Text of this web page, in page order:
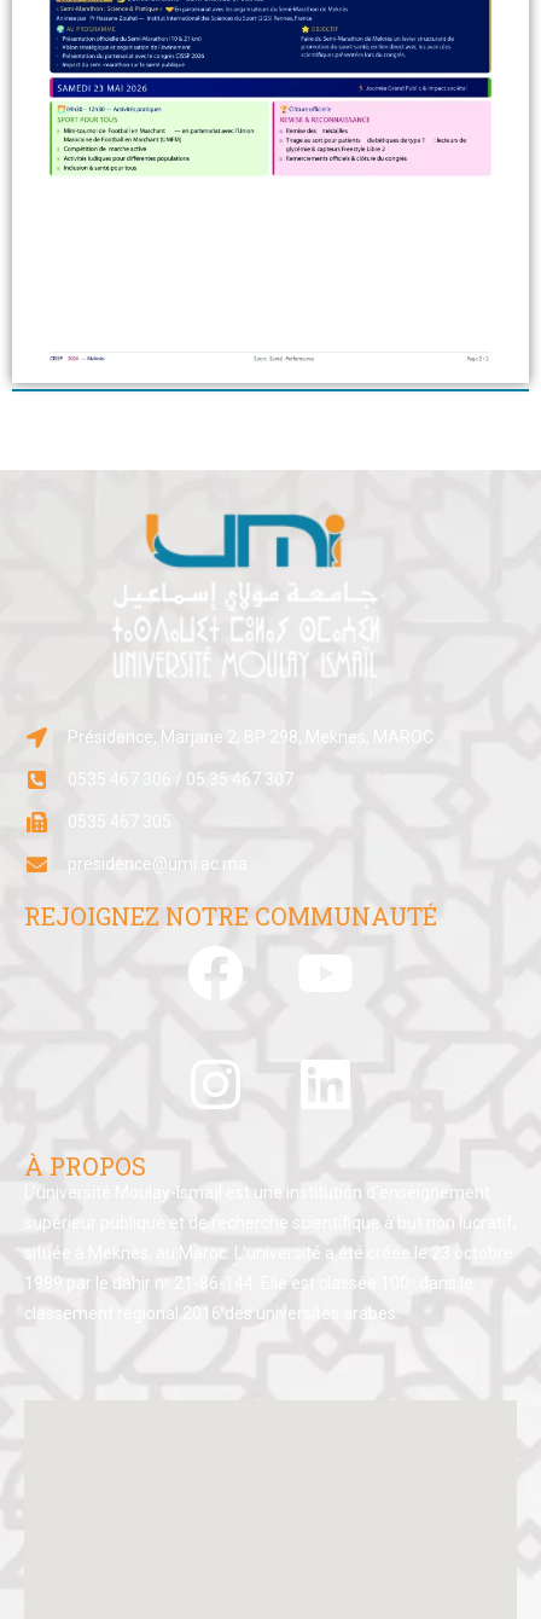
Présidence, Marjane 2, BP:298, Meknes, MAROC
0535 467 306 / 05 35 467 307
0535 467 305
presidence@umi.ac.ma
REJOIGNEZ NOTRE COMMUNAUTÉ
À PROPOS
L’université Moulay-Ismaïl est une institution d’enseignement
supérieur publique et de recherche scientifique à but non lucratif,
située à Meknès, au Maroc. L’université a été créée le 23 octobre
1989 par le dahir nᵒ 21-86-144. Elle est classée 100ᵉ dans le
classement régional 2016 des universités arabes.